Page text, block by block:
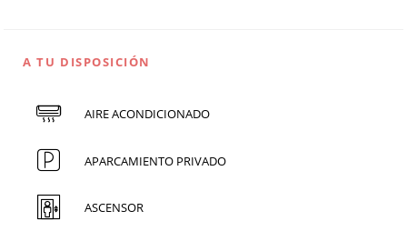
A TU DISPOSICIÓN
AIRE ACONDICIONADO
APARCAMIENTO PRIVADO
ASCENSOR